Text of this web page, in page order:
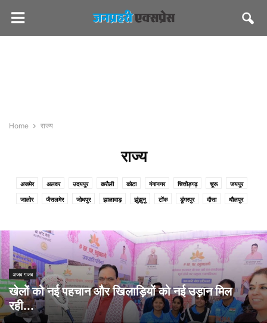
Home राज्य
राज्य
अजमेर अलवर उदयपुर करौली कोटा गंगानगर चित्तौड़गढ़ चूरू जयपुर
जालोर जैसलमेर जोधपुर झालावाड़ झुंझुनू टोंक डूंगरपुर दौसा धौलपुर
भीलवाड़ा राजसमंद सवाईमाधोपुर सीकर हनुमानगढ़
अजब गजब
खेलों को नई पहचान और खिलाड़ियों को नई उड़ान मिल
रही...